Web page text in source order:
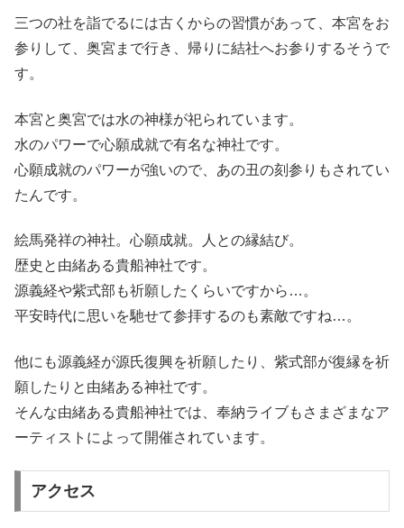
三つの社を詣でるには古くからの習慣があって、本宮をお
参りして、奥宮まで行き、帰りに結社へお参りするそうで
す。
本宮と奥宮では水の神様が祀られています。
水のパワーで心願成就で有名な神社です。
心願成就のパワーが強いので、あの丑の刻参りもされてい
たんです。
絵馬発祥の神社。心願成就。人との縁結び。
歴史と由緒ある貴船神社です。
源義経や紫式部も祈願したくらいですから…。
平安時代に思いを馳せて参拝するのも素敵ですね…。
他にも源義経が源氏復興を祈願したり、紫式部が復縁を祈
願したりと由緒ある神社です。
そんな由緒ある貴船神社では、奉納ライブもさまざまなア
ーティストによって開催されています。
アクセス